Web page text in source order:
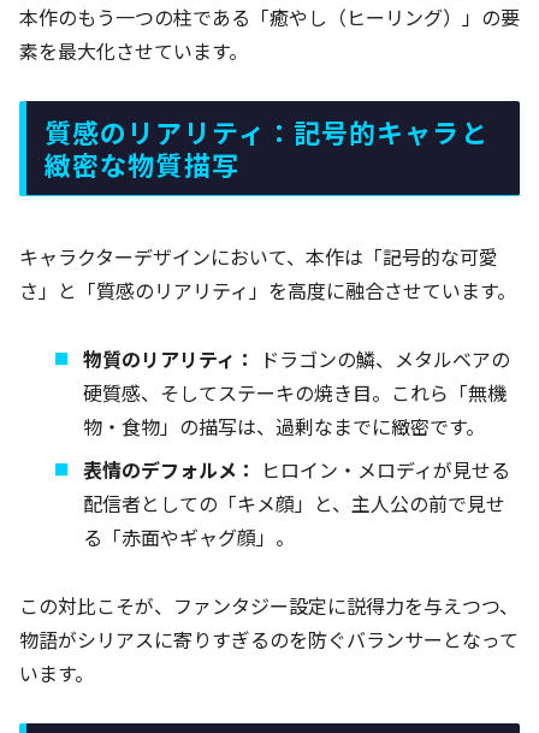
本作のもう一つの柱である「癒やし（ヒーリング）」の要
素を最大化させています。
質感のリアリティ：記号的キャラと
緻密な物質描写
キャラクターデザインにおいて、本作は「記号的な可愛
さ」と「質感のリアリティ」を高度に融合させています。
物質のリアリティ：
ドラゴンの鱗、メタルベアの
硬質感、そしてステーキの焼き目。これら「無機
物・食物」の描写は、過剰なまでに緻密です。
表情のデフォルメ： ヒロイン・メロディが見せる
配信者としての「キメ顔」と、主人公の前で見せ
る「赤面やギャグ顔」。
この対比こそが、ファンタジー設定に説得力を与えつつ、
物語がシリアスに寄りすぎるのを防ぐバランサーとなって
います。